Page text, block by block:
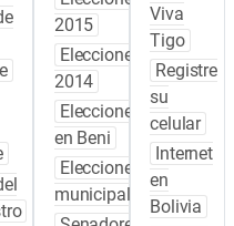
2015
Elecciones
2014
Elecciones
en Beni
Elecciones
municipales
Viva
Tigo
Registre
su
celular
Internet
en
Bolivia